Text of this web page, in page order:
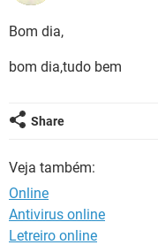
GUIA DE COMPRAS
INSTAGRAM
CELULAR
OUTLOOK
INSTAGRAM
JOGOS
INSTAGRAM
Bom dia,
bom dia,tudo bem
Share
Veja também:
Online
Antivirus online
Letreiro online